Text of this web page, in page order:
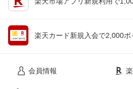
楽天カード新規入会で2,000ポ
会員情報